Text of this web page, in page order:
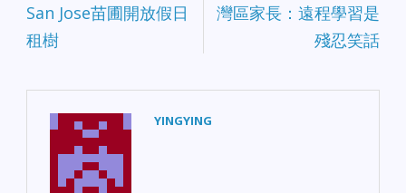
San Jose苗圃開放假日
租樹
灣區家長：遠程學習是
殘忍笑話
YINGYING